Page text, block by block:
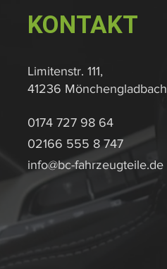
KONTAKT
Limitenstr. 111,
41236 Mönchengladbach
0174 727 98 64
02166 555 8 747
info@bc-fahrzeugteile.de